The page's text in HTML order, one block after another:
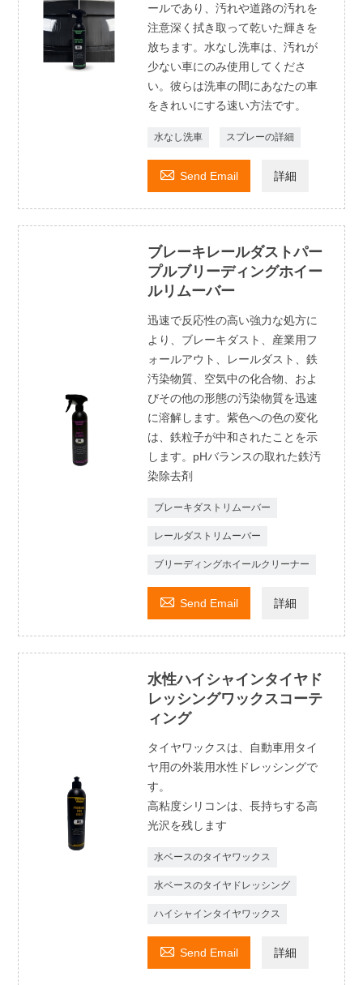
ールであり、汚れや道路の汚れを
注意深く拭き取って乾いた輝きを
放ちます。水なし洗車は、汚れが
少ない車にのみ使用してくださ
い。彼らは洗車の間にあなたの車
をきれいにする速い方法です。
水なし洗車 スプレーの詳細
 Send Email 詳細
ブレーキレールダストパー
プルブリーディングホイー
ルリムーバー
迅速で反応性の高い強力な処方に
より、ブレーキダスト、産業用フ
ォールアウト、レールダスト、鉄
汚染物質、空気中の化合物、およ
びその他の形態の汚染物質を迅速
に溶解します。紫色への色の変化
は、鉄粒子が中和されたことを示
します。pHバランスの取れた鉄汚
染除去剤
ブレーキダストリムーバー
レールダストリムーバー
ブリーディングホイールクリーナー
 Send Email 詳細
水性ハイシャインタイヤド
レッシングワックスコーテ
ィング
タイヤワックスは、自動車用タイ
ヤ用の外装用​​水性ドレッシングで
す。
高粘度シリコンは、長持ちする高
光沢を残します
水ベースのタイヤワックス
水ベースのタイヤドレッシング
ハイシャインタイヤワックス
 Send Email 詳細